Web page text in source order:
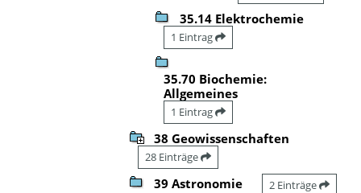
35.14 Elektrochemie
1 Eintrag
35.70 Biochemie:
Allgemeines
1 Eintrag
38 Geowissenschaften
28 Einträge
39 Astronomie 2 Einträge